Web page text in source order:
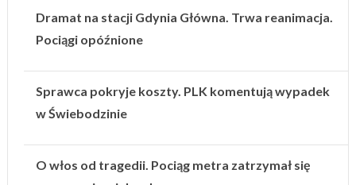
Dramat na stacji Gdynia Główna. Trwa reanimacja.
Pociągi opóźnione
Sprawca pokryje koszty. PLK komentują wypadek
w Świebodzinie
O włos od tragedii. Pociąg metra zatrzymał się